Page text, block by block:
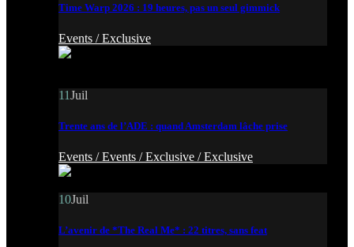
Time Warp 2026 : 19 heures, pas un seul gimmick
Events /Exclusive
11Juil
Trente ans de l’ADE : quand Amsterdam lâche prise
Events /Events /Exclusive /Exclusive
10Juil
L’avenir de *The Real Me* : 22 titres, sans feat